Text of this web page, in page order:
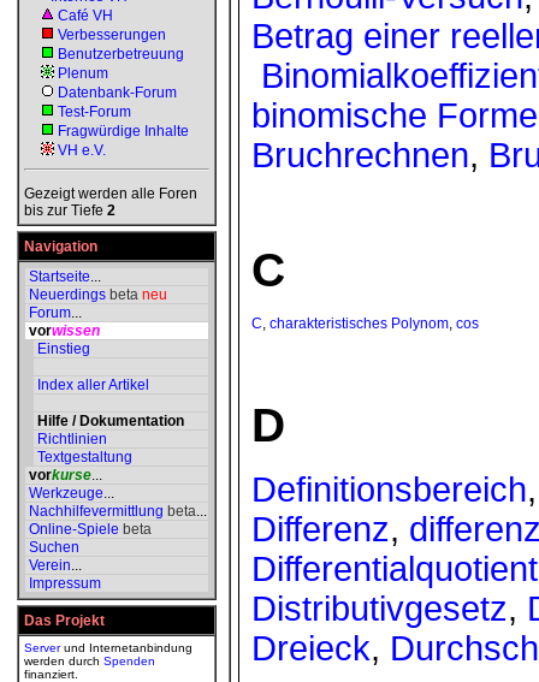
Café VH
Verbesserungen
Benutzerbetreuung
Plenum
Datenbank-Forum
Test-Forum
Fragwürdige Inhalte
VH e.V.
Gezeigt werden alle Foren
bis zur Tiefe 2
Navigation
Startseite...
Neuerdings beta neu
Forum...
vorwissen
Einstieg
Index aller Artikel
Hilfe / Dokumentation
Richtlinien
Textgestaltung
vorkurse...
Werkzeuge...
Nachhilfevermittlung beta...
Online-Spiele beta
Suchen
Verein...
Impressum
Das Projekt
Serverund Internetanbindung
werden durch Spenden
finanziert.
Betrag einer
binomische
Bruchrechnen,
C
C, charakteristisches Polynom, cos
D
Definitionsbereich
Differenz,
Differentialquotient
Distributivgesetz,
Dreieck,